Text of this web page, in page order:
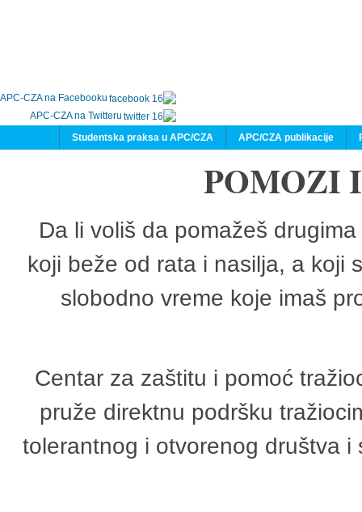
APC-CZA na Facebooku
APC-CZA na Twitteru
APC/CZA publikacije
Studentska praksa u APC/CZA
POMOZI
Da li voliš da pomažeš
koji beže od rata i nasilja, a koji
slobodno vreme koje imaš
Centar za zaštitu i pomoć
pruže direktnu podršku
tolerantnog i otvorenog društva